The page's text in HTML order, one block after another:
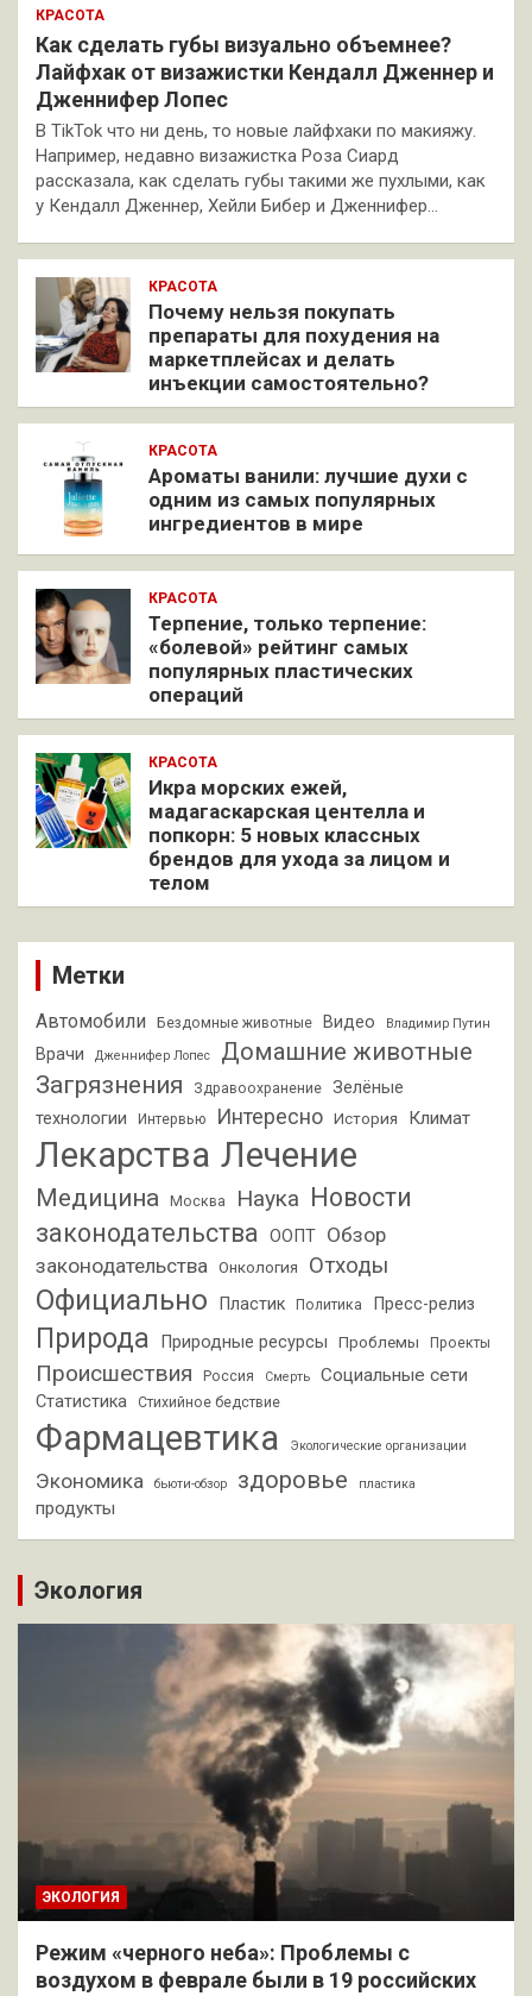
КРАСОТА
Как сделать губы визуально объемнее?
Лайфхак от визажистки Кендалл Дженнер и
Дженнифер Лопес
В TikTok что ни день, то новые лайфхаки по макияжу.
Например, недавно визажистка Роза Сиард
рассказала, как сделать губы такими же пухлыми, как
у Кендалл Дженнер, Хейли Бибер и Дженнифер…
КРАСОТА
Почему нельзя покупать
препараты для похудения на
маркетплейсах и делать
инъекции самостоятельно?
КРАСОТА
Ароматы ванили: лучшие духи с
одним из самых популярных
ингредиентов в мире
КРАСОТА
Терпение, только терпение:
«болевой» рейтинг самых
популярных пластических
операций
КРАСОТА
Икра морских ежей,
мадагаскарская центелла и
попкорн: 5 новых классных
брендов для ухода за лицом и
телом
Метки
Автомобили Бездомные животные Видео Владимир Путин
Врачи Дженнифер Лопес
Домашние животные
Загрязнения
Здравоохранение
Зелёные
технологии
Интервью Интересно История Климат
Лекарства Лечение
Медицина Москва Наука Новости
законодательства
ООПТ Обзор
законодательства
Онкология Отходы
Официально Пластик Политика Пресс-релиз
Природа Природные ресурсы Проблемы Проекты
Происшествия Россия Смерть Социальные сети
Статистика Стихийное бедствие
Фармацевтика Экологические организации
Экономика бьюти-обзор здоровье пластика
продукты
Экология
ЭКОЛОГИЯ
Режим «черного неба»: Проблемы с
воздухом в феврале были в 19 российских